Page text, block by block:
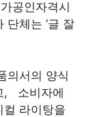
공인자격시
단체는 ‘글 잘
의서의 양식
, 소비자에
컬 라이탕을